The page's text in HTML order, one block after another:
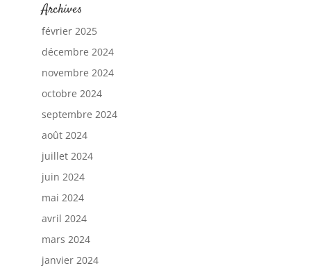
Archives
février 2025
décembre 2024
novembre 2024
octobre 2024
septembre 2024
août 2024
juillet 2024
juin 2024
mai 2024
avril 2024
mars 2024
janvier 2024